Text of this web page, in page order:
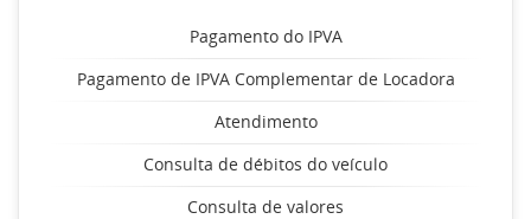
Pagamento do IPVA
Pagamento de IPVA Complementar de Locadora
Atendimento
Consulta de débitos do veículo
Consulta de valores